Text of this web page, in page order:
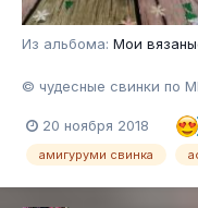
Из альбома: Мои
© чудесные свинки по
20 ноября 2018
амигуруми свинка